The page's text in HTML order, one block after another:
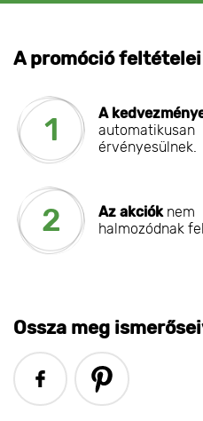
A promóció feltételei
1
A
automatikusan
érvényesülnek.
2 Az akciók nem
halmozódnak
Ossza meg